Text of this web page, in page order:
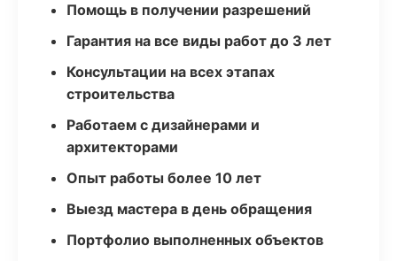
Помощь в получении разрешений
Гарантия на все виды работ до 3 лет
Консультации на всех этапах
строительства
Работаем с дизайнерами и
архитекторами
Опыт работы более 10 лет
Выезд мастера в день обращения
Портфолио выполненных объектов